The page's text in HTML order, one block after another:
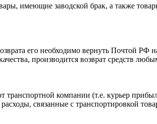
имеющие заводской брак, а также
его необходимо вернуть Почтой РФ
производится возврат средств
компании (т.е. курьер
связанные с транспортировкой